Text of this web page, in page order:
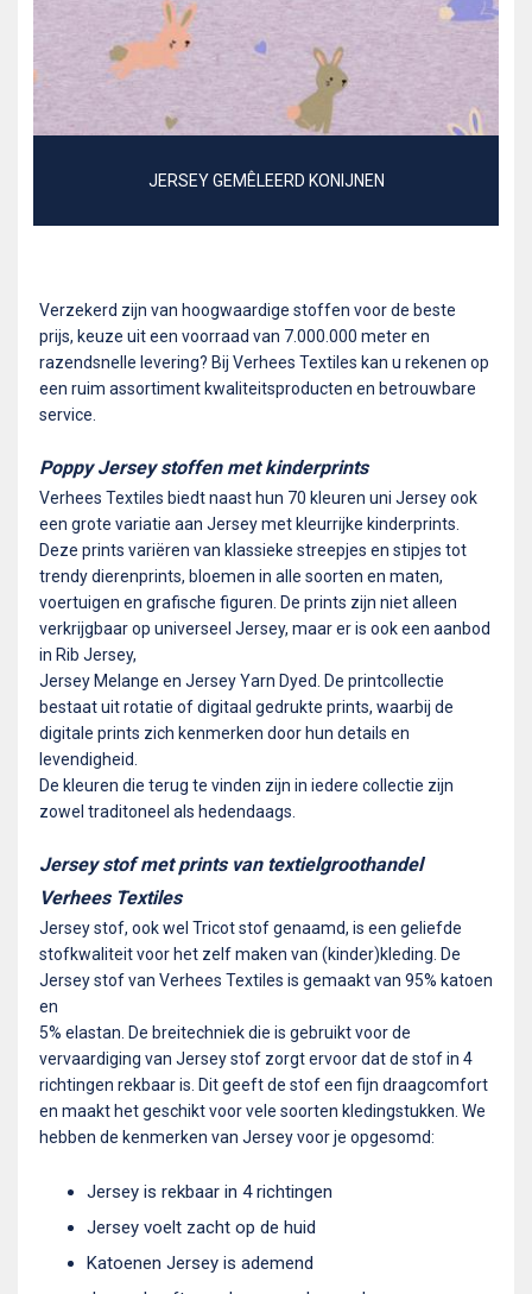
JERSEY GEMÊLEERD KONIJNEN
Verzekerd zijn van hoogwaardige stoffen voor de beste
prijs, keuze uit een voorraad van 7.000.000 meter en
razendsnelle levering? Bij Verhees Textiles kan u rekenen op
een ruim assortiment kwaliteitsproducten en betrouwbare
service.
Poppy Jersey stoffen met kinderprints
Verhees Textiles biedt naast hun 70 kleuren uni Jersey ook
een grote variatie aan Jersey met kleurrijke kinderprints.
Deze prints variëren van klassieke streepjes en stipjes tot
trendy dierenprints, bloemen in alle soorten en maten,
voertuigen en grafische figuren. De prints zijn niet alleen
verkrijgbaar op universeel Jersey, maar er is ook een aanbod
in Rib Jersey,
Jersey Melange en Jersey Yarn Dyed. De printcollectie
bestaat uit rotatie of digitaal gedrukte prints, waarbij de
digitale prints zich kenmerken door hun details en
levendigheid.
De kleuren die terug te vinden zijn in iedere collectie zijn
zowel traditoneel als hedendaags.
Jersey stof met prints van textielgroothandel
Verhees Textiles
Jersey stof, ook wel Tricot stof genaamd, is een geliefde
stofkwaliteit voor het zelf maken van (kinder)kleding. De
Jersey stof van Verhees Textiles is gemaakt van 95% katoen
en
5% elastan. De breitechniek die is gebruikt voor de
vervaardiging van Jersey stof zorgt ervoor dat de stof in 4
richtingen rekbaar is. Dit geeft de stof een fijn draagcomfort
en maakt het geschikt voor vele soorten kledingstukken. We
hebben de kenmerken van Jersey voor je opgesomd:
Jersey is rekbaar in 4 richtingen
Jersey voelt zacht op de huid
Katoenen Jersey is ademend